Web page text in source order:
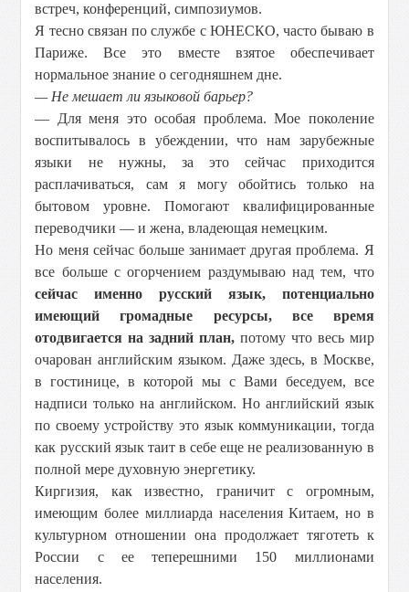
встреч, конференций, симпозиумов.
Я тесно связан по службе с ЮНЕСКО, часто бываю в
Париже. Все это вместе взятое обеспечивает
нормальное знание о сегодняшнем дне.
— Не мешает ли языковой барьер?
— Для меня это особая проблема. Мое поколение
воспитывалось в убеждении, что нам зарубежные
языки не нужны, за это сейчас приходится
расплачиваться, сам я могу обойтись только на
бытовом уровне. Помогают квалифицированные
переводчики — и жена, владеющая немецким.
Но меня сейчас больше занимает другая проблема. Я
все больше с огорчением раздумываю над тем, что
сейчас именно русский язык, потенциально
имеющий громадные ресурсы, все время
отодвигается на задний план, потому что весь мир
очарован английским языком. Даже здесь, в Москве,
в гостинице, в которой мы с Вами беседуем, все
надписи только на английском. Но английский язык
по своему устройству это язык коммуникации, тогда
как русский язык таит в себе еще не реализованную в
полной мере духовную энергетику.
Киргизия, как известно, граничит с огромным,
имеющим более миллиарда населения Китаем, но в
культурном отношении она продолжает тяготеть к
России с ее теперешними 150 миллионами
населения.